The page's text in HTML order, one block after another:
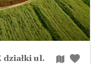
działki ul.